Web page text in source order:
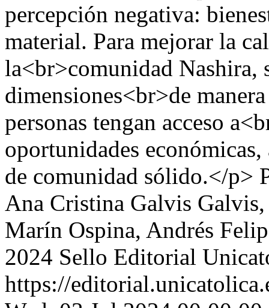
percepción negativa:
material. Para mejorar la
la<br>comunidad Nashira,
dimensiones<br>de
personas tengan acceso
oportunidades
de comunidad sólido.</p>
Ana Cristina Galvis
Marín Ospina, Andrés
2024 Sello Editorial
https://